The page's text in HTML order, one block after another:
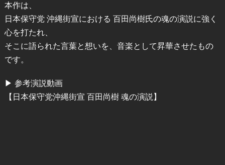
本作は、
日本保守党 沖縄街宣における 百田尚樹氏の魂の演説に強く
心を打たれ、
そこに語られた言葉と想いを、音楽として昇華させたもの
です。
▶ 参考演説動画
【日本保守党沖縄街宣 百田尚樹 魂の演説】